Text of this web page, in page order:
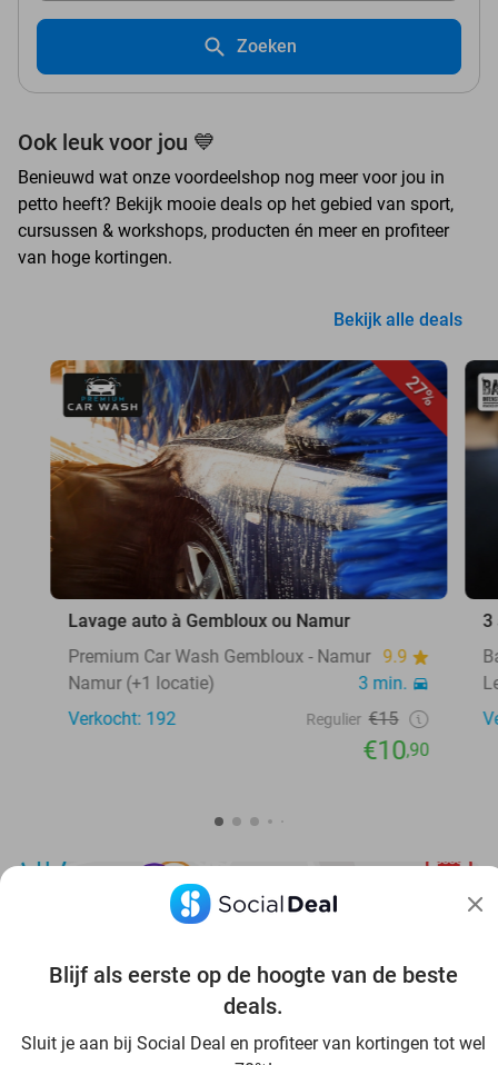
Blijf als eerste op de hoogte van de beste
deals.
Sluit je aan bij Social Deal en profiteer van kortingen tot wel
Zoeken
Ook leuk voor jou 💙
Benieuwd wat onze voordeelshop nog meer voor jou in
petto heeft? Bekijk mooie deals op het gebied van sport,
cursussen & workshops, producten én meer en profiteer
van hoge kortingen.
Bekijk alle deals
27%
Lavage auto à Gembloux ou Namur
Premium Car Wash Gembloux - Namur
9.9
Namur (+1 locatie)
3 min.
Verkocht: 192
Regulier €15
€10,90
3
Ontdek nog meer voordeel in jouw omgeving